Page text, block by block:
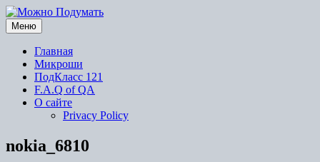
Перейти
к
содержимому
Меню
Главная
Микроши
ПодКласс 121
F.A.Q of QA
О сайте
Privacy Policy
nokia_6810